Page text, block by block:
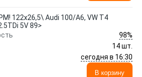
122x26,5\ Audi 100/A6, VW T4
5V 89>
98%
14 шт.
сегодня в 16:30
В корзину